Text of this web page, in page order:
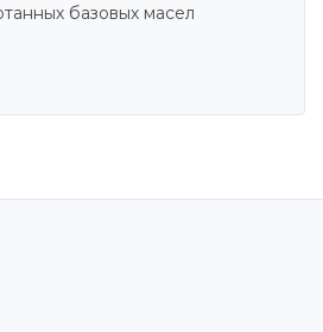
базовых масел